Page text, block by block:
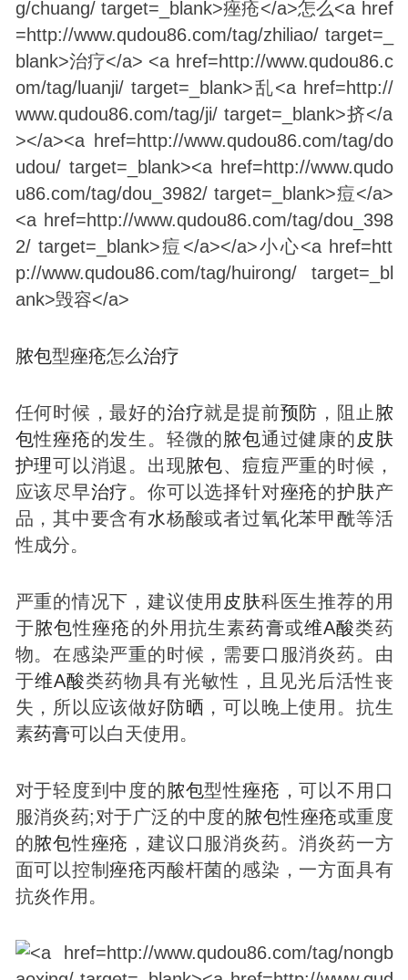
脓包型痤疮怎么治疗
任何时候，最好的治疗就是提前预防 ，阻止 脓
包性痤疮的发生。轻微的脓包通过健康的 皮肤
护理可以消退。出现脓包、痘痘严重的时候，
应该尽早治疗。你可以选择针对痤疮的护肤产
品，其中要含有水杨酸或者过氧化苯甲酰等活
性成分。
严重的情况下，建议使用 皮肤科医生推荐的用
于脓包性痤疮的外用抗生素药膏或维A酸类药
物。在感染严重的时候，需要口服消炎药。由
于维A酸类药物具有光敏性，且见光后活性丧
失，所以应该做好防晒 ，可以晚上使用。抗生
素药膏可以白天使用。
对于轻度到中度的脓包型性痤疮 ，可以不用口
服消炎药;对于广泛的中度的脓包性痤疮或重度
的脓包性痤疮 ，建议口服消炎药。消炎药一方
面可以控制痤疮丙酸杆菌的感染，一方面具有
抗炎作用。